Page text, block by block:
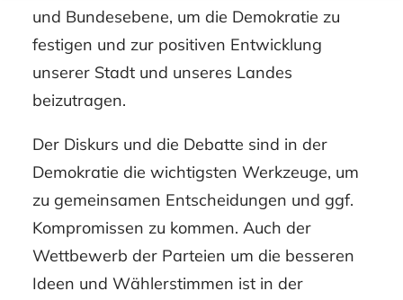
und Bundesebene, um die Demokratie zu
festigen und zur positiven Entwicklung
unserer Stadt und unseres Landes
beizutragen.
Der Diskurs und die Debatte sind in der
Demokratie die wichtigsten Werkzeuge, um
zu gemeinsamen Entscheidungen und ggf.
Kompromissen zu kommen. Auch der
Wettbewerb der Parteien um die besseren
Ideen und Wählerstimmen ist in der